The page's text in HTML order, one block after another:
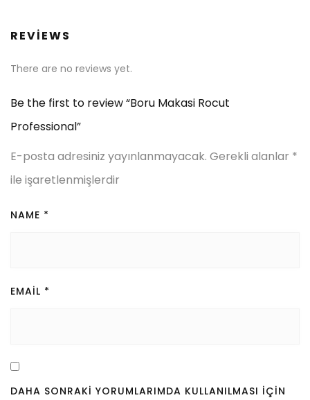
REVIEWS
There are no reviews yet.
Be the first to review “Boru Makasi Rocut
Professional”
E-posta adresiniz yayınlanmayacak. Gerekli alanlar *
ile işaretlenmişlerdir
NAME *
EMAIL *
DAHA SONRAKI YORUMLARIMDA KULLANILMASI IÇIN